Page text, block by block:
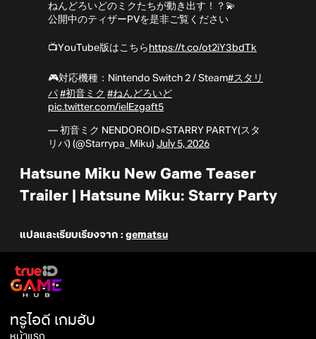
ねんどろいどのミクたちが動き出す！？💫
公開中のティザーPVを是非ご覧ください
📺YouTube版はこちら https://t.co/ot2iY3bdTk
🎮対応機種：Nintendo Switch 2 / Steam#スタリ
パ #初音ミク #ねんどろいど
pic.twitter.com/ielEzgaft5
— 初音ミク NENDOROID⭐︎STARRY PARTY(スタ
リパ) (@Starrypa_Miku) July 5, 2026
Hatsune Miku New Game Teaser
Trailer | Hatsune Miku: Starry Party
แปลและเรียบเรียงจาก : gematsu
ทรูไอดี เกมฮับ